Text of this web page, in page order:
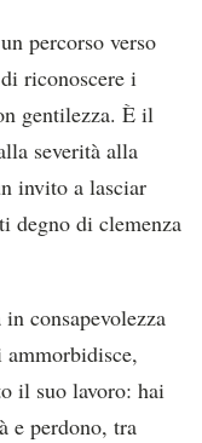
percorso verso
riconoscere i
gentilezza. È il
severità alla
invito a lasciar
degno di clemenza
consapevolezza
il suo lavoro: hai
e perdono, tra